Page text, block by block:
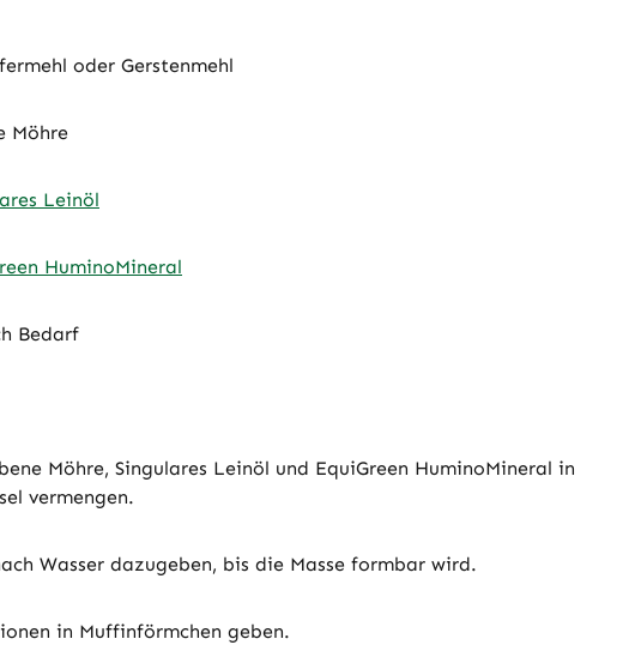
oder Gerstenmehl
Möhre
Leinöl
HuminoMineral
Bedarf
Möhre, Singulares Leinöl und EquiGreen HuminoMineral in
vermengen.
Wasser dazugeben, bis die Masse formbar wird.
in Muffinförmchen geben.